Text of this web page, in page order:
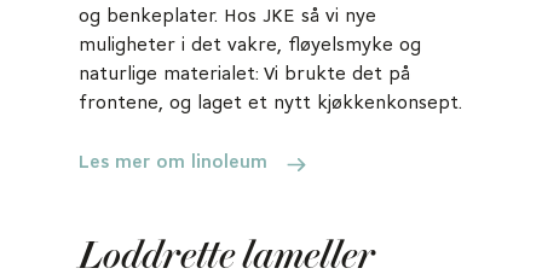
og benkeplater. Hos JKE så vi nye
muligheter i det vakre, fløyelsmyke og
naturlige materialet: Vi brukte det på
frontene, og laget et nytt kjøkkenkonsept.
Les mer om linoleum
Loddrette lameller